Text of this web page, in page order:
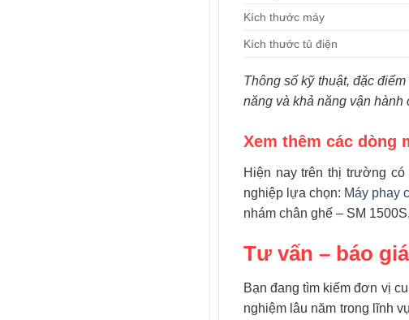
Kích thước máy
Kích thước tủ điện
Thông số kỹ thuật, đặc
năng và khả năng vận hành
Xem thêm các dòng
Hiện nay trên thị trường
nghiệp lựa chọn: Máy phay
nhám chân ghế – SM
Tư vấn – báo
Bạn đang tìm kiếm đơn vị
nghiệm lâu năm trong lĩnh